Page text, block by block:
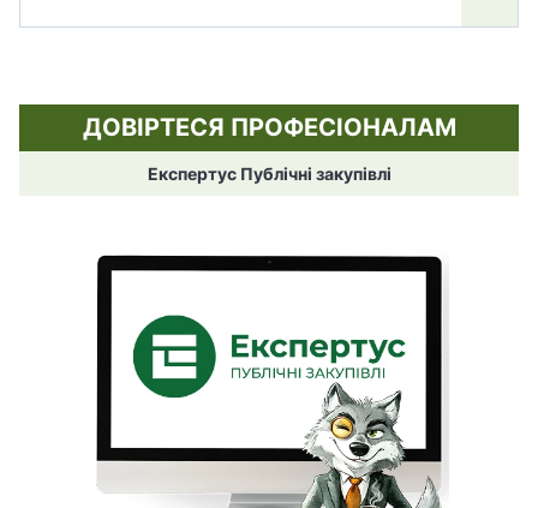
ДОВІРТЕСЯ ПРОФЕСІОНАЛАМ
Експертус Публічні закупівлі